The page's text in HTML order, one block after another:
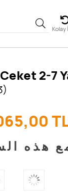
Kolay
2-7
هذه